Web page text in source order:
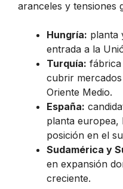
aranceles y tensiones
Hungría: planta
entrada a la
Turquía:
cubrir
Oriente Medio.
España:
planta
posición en el
Sudamérica y
en expansión
creciente.